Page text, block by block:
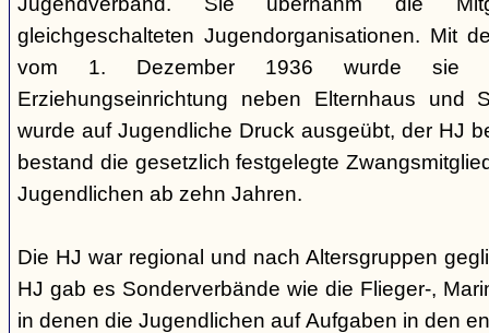
gleichgeschalteten Jugendorganisationen. Mit
vom 1. Dezember 1936 wurde sie
Erziehungseinrichtung neben Elternhaus und
wurde auf Jugendliche Druck ausgeübt, der HJ
bestand die gesetzlich festgelegte
Jugendlichen ab zehn Jahren.
Die HJ war regional und nach Altersgruppen
HJ gab es Sonderverbände wie die Flieger-,
in denen die Jugendlichen auf Aufgaben in den